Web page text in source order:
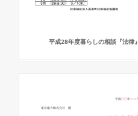
平成28年度暮らしの相談『法律』